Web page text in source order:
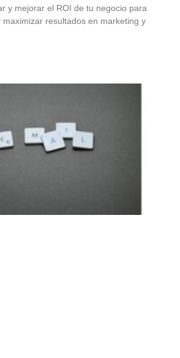
y mejorar el ROI de tu negocio para
resultados en marketing y